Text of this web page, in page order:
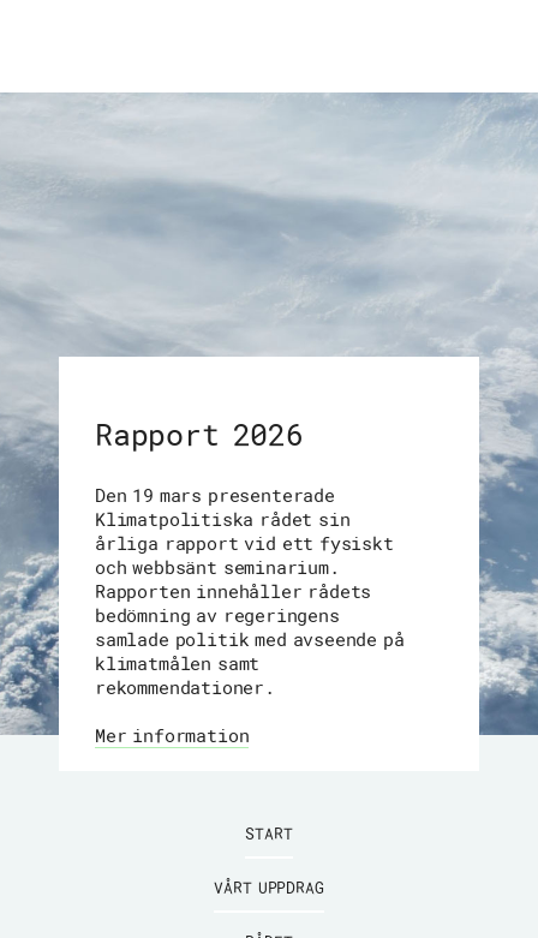
Rapport 2026
Den 19 mars presenterade
Klimatpolitiska rådet sin
årliga rapport vid ett fysiskt
och webbsänt seminarium.
Rapporten innehåller rådets
bedömning av regeringens
samlade politik med avseende på
klimatmålen samt
rekommendationer.
Mer information
START
VÅRT UPPDRAG